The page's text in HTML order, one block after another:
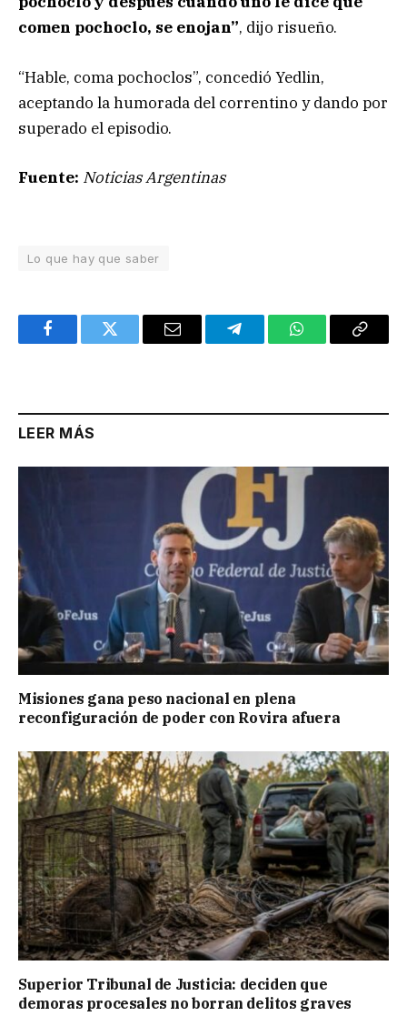
comen pochoclo, se enojan”, dijo risueño.
“Hable, coma pochoclos”, concedió Yedlin,
aceptando la humorada del correntino y dando por
superado el episodio.
Fuente: Noticias Argentinas
Lo que hay que saber
FacebookTwitter Email TelegramWhatsAppCopy
LEER MÁS
Misiones gana peso nacional en plena
reconfiguración de poder con Rovira afuera
Superior Tribunal de Justicia: deciden que
demoras procesales no borran delitos graves